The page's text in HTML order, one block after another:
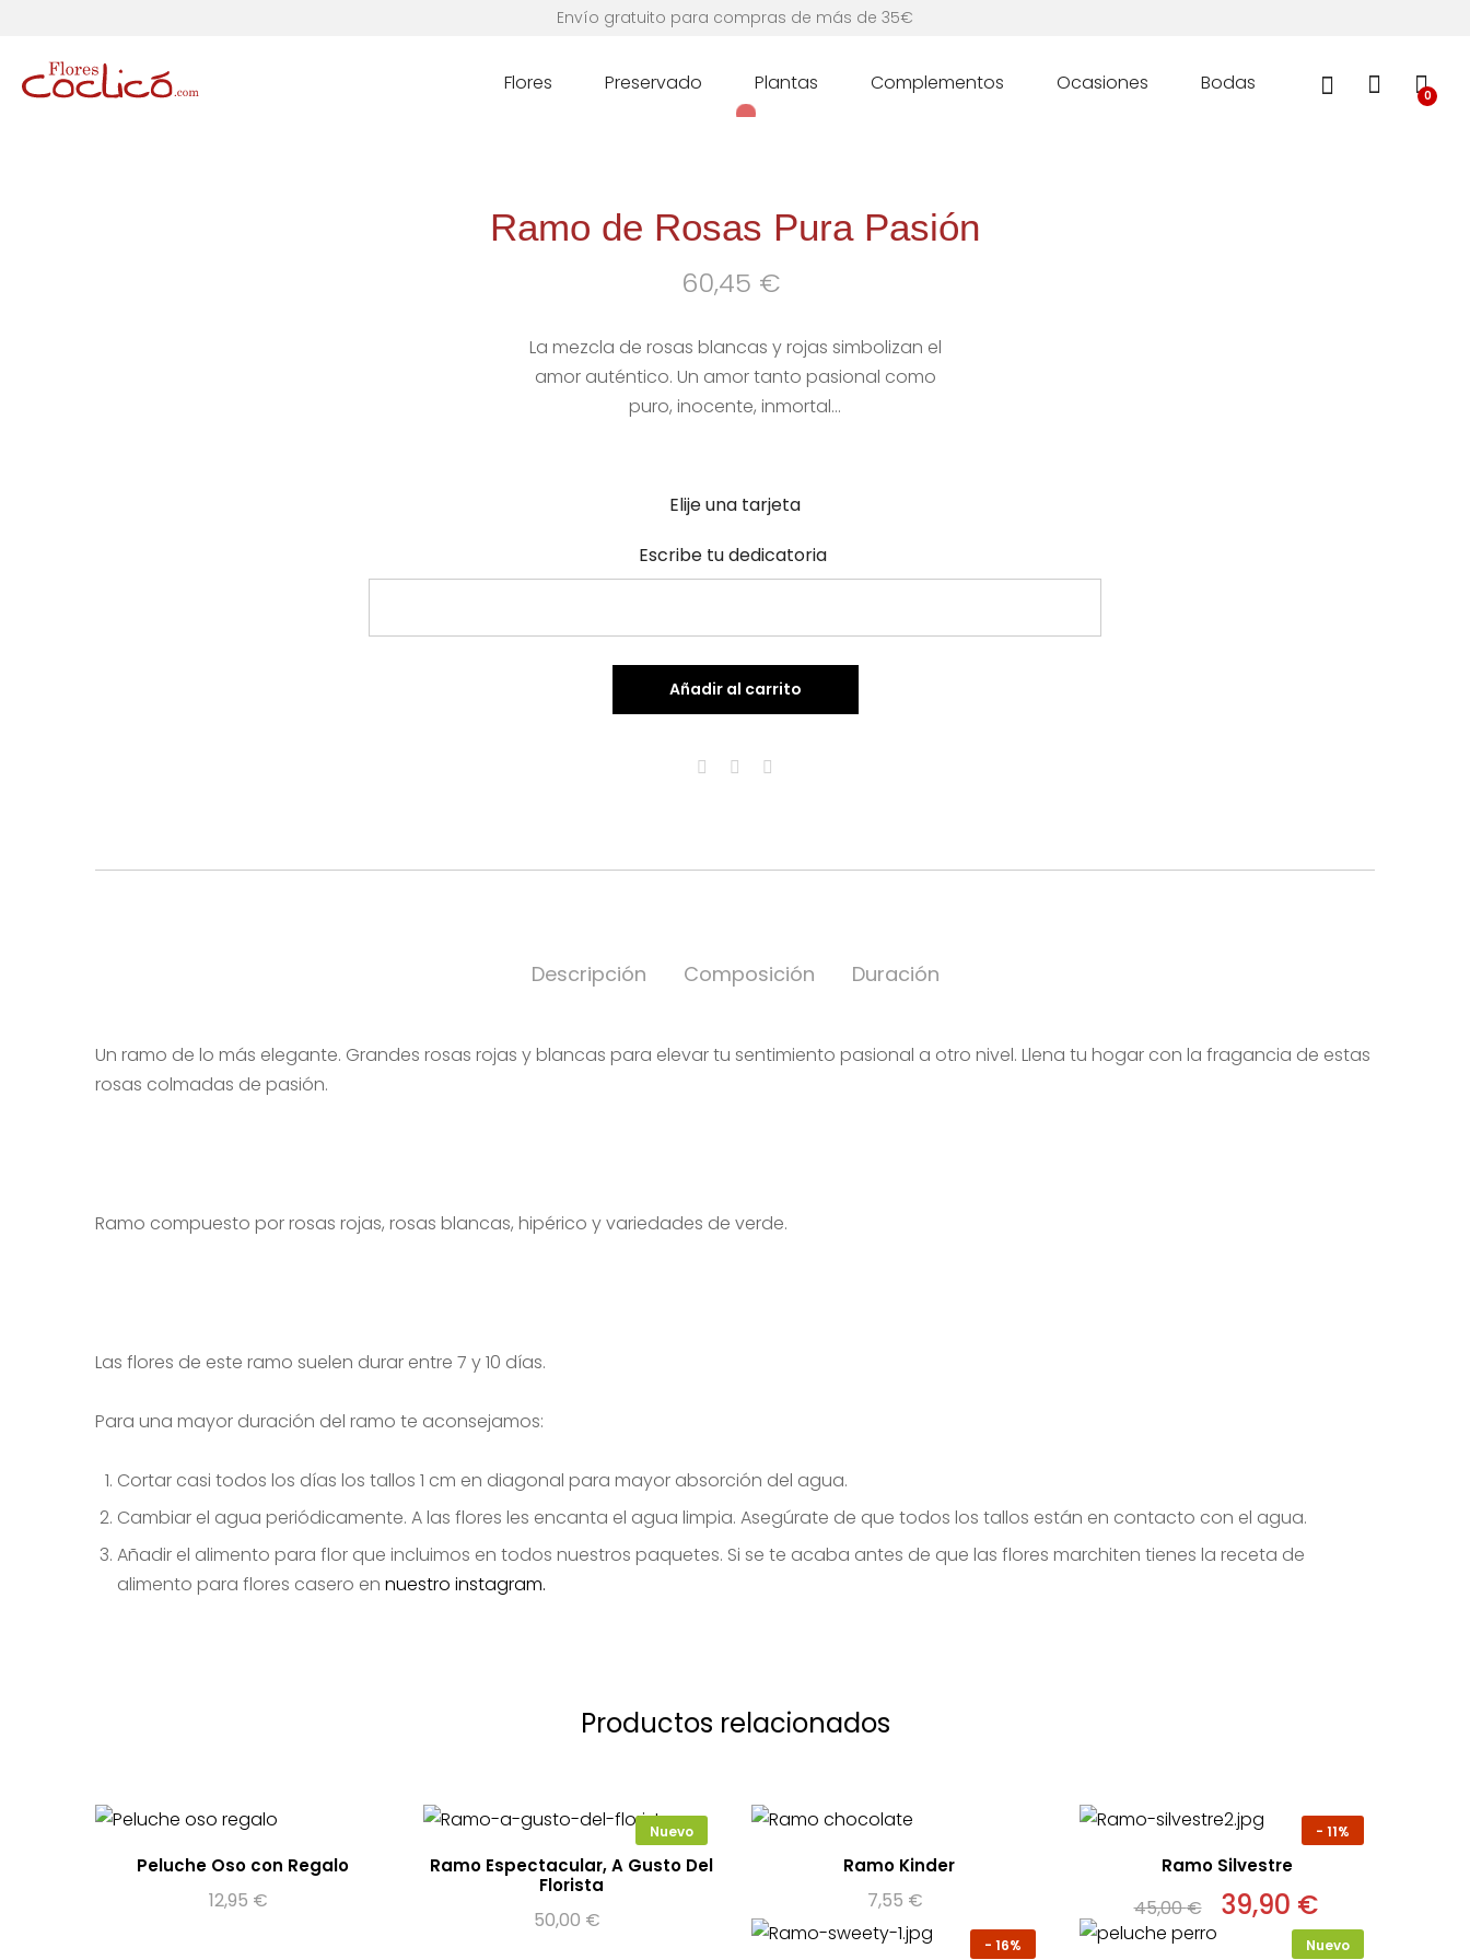
Envío gratuito para compras de más de 35€
Flores Preservado Plantas Complementos Ocasiones Bodas
0
Ramo de Rosas Pura Pasión
60,45 €
La mezcla de rosas blancas y rojas simbolizan el
amor auténtico. Un amor tanto pasional como
puro, inocente, inmortal…
Elije una tarjeta
Escribe tu dedicatoria
Añadir al carrito
Descripción Composición Duración
Un ramo de lo más elegante. Grandes rosas rojas y blancas para elevar tu sentimiento pasional a otro nivel. Llena tu hogar con la fragancia de estas
rosas colmadas de pasión.
Ramo compuesto por rosas rojas, rosas blancas, hipérico y variedades de verde.
Las flores de este ramo suelen durar entre 7 y 10 días.
Para una mayor duración del ramo te aconsejamos:
Cortar casi todos los días los tallos 1 cm en diagonal para mayor absorción del agua.
Cambiar el agua periódicamente. A las flores les encanta el agua limpia. Asegúrate de que todos los tallos están en contacto con el agua.
Añadir el alimento para flor que incluimos en todos nuestros paquetes. Si se te acaba antes de que las flores marchiten tienes la receta de
alimento para flores casero en nuestro instagram.
Productos relacionados
Peluche Oso con Regalo
12,95 €
Nuevo
Ramo Espectacular, A Gusto Del
Florista
50,00 €
Ramo Kinder
7,55 €
- 11%
Ramo Silvestre
45,00€ El
precio
39,90 €
actual
es:
- 16% Nuevo